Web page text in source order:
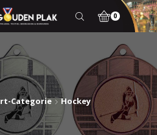
0
Categorie Hockey